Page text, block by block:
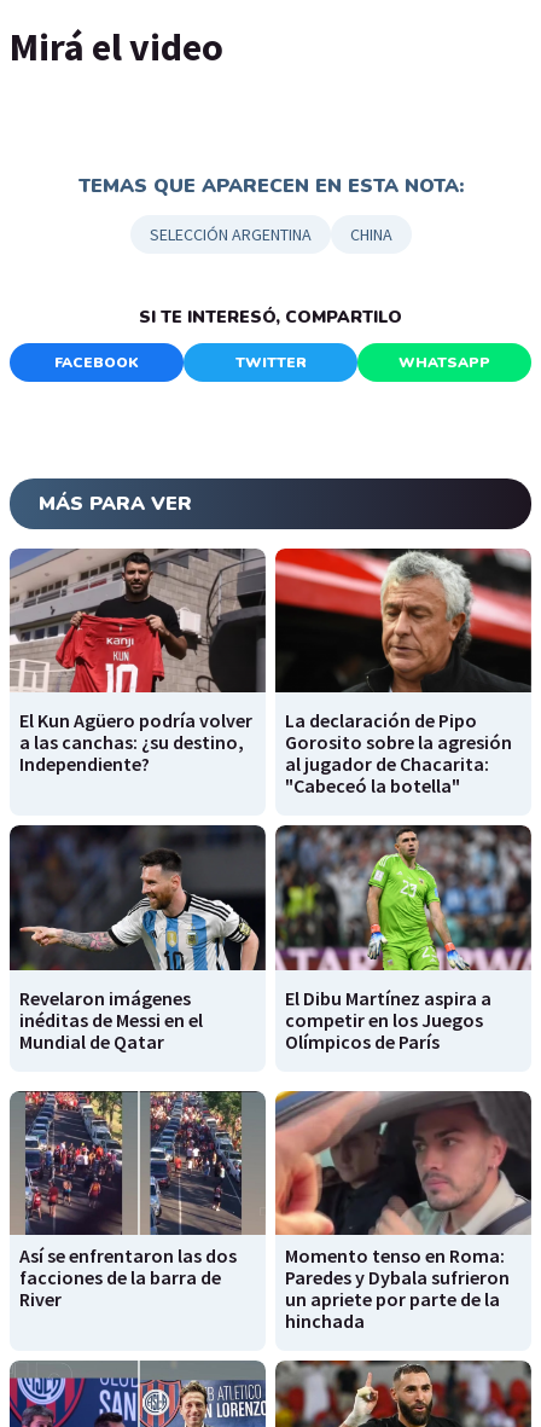
Mirá el video
TEMAS QUE APARECEN EN ESTA NOTA:
SELECCIÓN ARGENTINA CHINA
SI TE INTERESÓ, COMPARTILO
FACEBOOK TWITTER WHATSAPP
MÁS PARA VER
El Kun Agüero podría volver
a las canchas: ¿su destino,
Independiente?
La declaración de Pipo
Gorosito sobre la agresión
al jugador de Chacarita:
"Cabeceó la botella"
Revelaron imágenes
inéditas de Messi en el
Mundial de Qatar
El Dibu Martínez aspira a
competir en los Juegos
Olímpicos de París
Así se enfrentaron las dos
facciones de la barra de
River
Momento tenso en Roma:
Paredes y Dybala sufrieron
un apriete por parte de la
hinchada